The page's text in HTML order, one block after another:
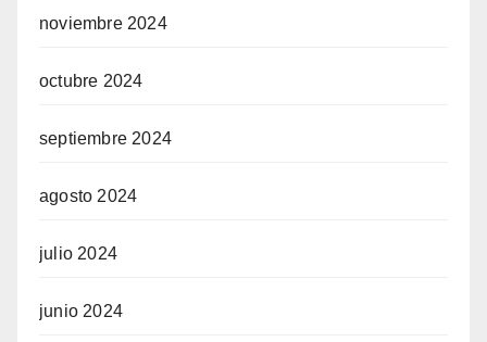
noviembre 2024
octubre 2024
septiembre 2024
agosto 2024
julio 2024
junio 2024